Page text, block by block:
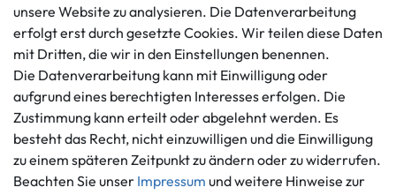
info@gameworld.de
Kontaktformular
Datenschutzerklärung
Barrierefreiheitserklärung
Widerrufs­recht
Vertrag widerrufen
Informationen
Ankauf
Über uns
Häufig gestellte Fragen
Zahlungsmöglichkeiten
unsere Website zu analysieren. Die Datenverarbeitung
erfolgt erst durch gesetzte Cookies. Wir teilen diese Daten
mit Dritten, die wir in den Einstellungen benennen.
Die Datenverarbeitung kann mit Einwilligung oder
aufgrund eines berechtigten Interesses erfolgen. Die
Zustimmung kann erteilt oder abgelehnt werden. Es
besteht das Recht, nicht einzuwilligen und die Einwilligung
zu einem späteren Zeitpunkt zu ändern oder zu widerrufen.
Beachten Sie unser Impressum und weitere Hinweise zur